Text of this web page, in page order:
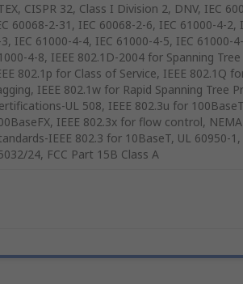
CISPR 32, Class I Division 2, DNV, IEC
60068-2-31, IEC 60068-2-6, IEC 61000-4-2,
IEC 61000-4-4, IEC 61000-4-5, IEC 61000-
4-8, IEEE 802.1D-2004 for Spanning
802.1p for Class of Service, IEEE 802.1Q
IEEE 802.1w for Rapid Spanning Tree
UL 508, IEEE 802.3u for
IEEE 802.3x for flow control,
IEEE 802.3 for 10BaseT, UL 60950-1,
24, FCC Part 15B Class A